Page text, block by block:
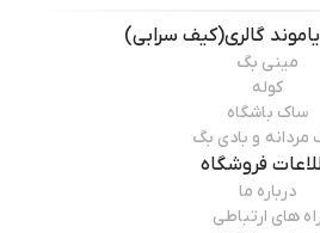
گالری(کیف سرابی)
مینی بگ
کوله
ساک باشگاه
مردانه و بادی بگ
فروشگاه
درباره ما
راه های ارتباطی